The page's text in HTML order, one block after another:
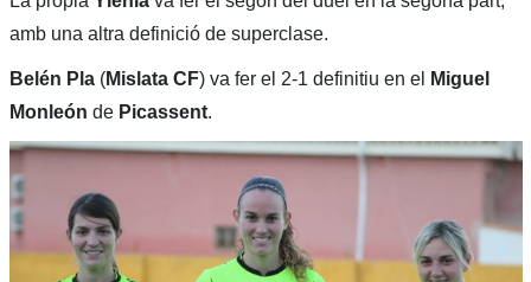
amb una altra definició de superclase.
Belén Pla(Mislata CF) va fer el 2-1 definitiu en el
Miguel
Monleón de Picassent.